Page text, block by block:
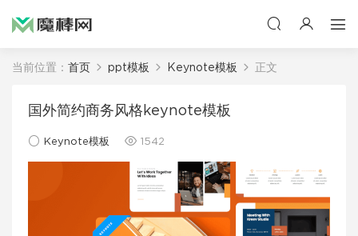
当前位置： 首页 ppt模板 Keynote模板 正文
国外简约商务风格keynote模板
Keynote模板 1542